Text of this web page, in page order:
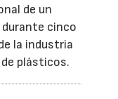
de un
cinco
la industria
plásticos.